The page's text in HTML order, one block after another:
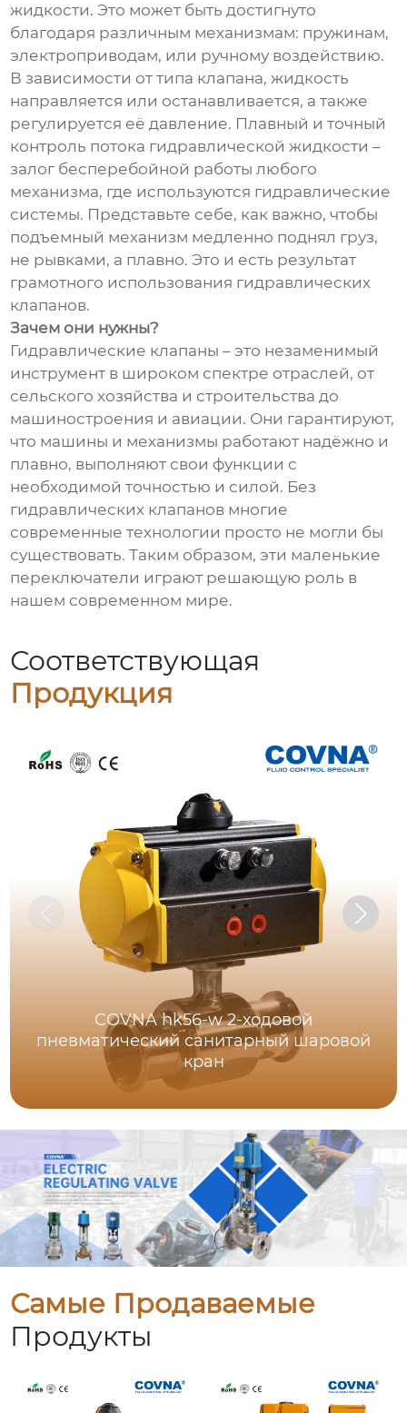
жидкости. Это может быть достигнуто
благодаря различным механизмам: пружинам,
электроприводам, или ручному воздействию.
В зависимости от типа клапана, жидкость
направляется или останавливается, а также
регулируется её давление. Плавный и точный
контроль потока гидравлической жидкости –
залог бесперебойной работы любого
механизма, где используются гидравлические
системы. Представьте себе, как важно, чтобы
подъемный механизм медленно поднял груз,
не рывками, а плавно. Это и есть результат
грамотного использования гидравлических
клапанов.
Зачем они нужны?
Гидравлические клапаны – это незаменимый
инструмент в широком спектре отраслей, от
сельского хозяйства и строительства до
машиностроения и авиации. Они гарантируют,
что машины и механизмы работают надёжно и
плавно, выполняют свои функции с
необходимой точностью и силой. Без
гидравлических клапанов многие
современные технологии просто не могли бы
существовать. Таким образом, эти маленькие
переключатели играют решающую роль в
нашем современном мире.
Соответствующая
Продукция
COVNA hk56-w 2-ходовой
пневматический санитарный шаровой
кран
Самые Продаваемые
Продукты